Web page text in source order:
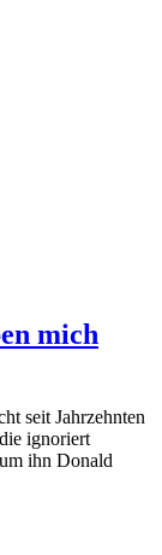
mich
seit Jahrzehnten
ignoriert
ihn Donald